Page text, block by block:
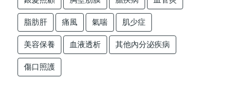
脂肪肝 痛風 氣喘 肌少症
美容保養 血液透析 其他內分泌疾病
傷口照護